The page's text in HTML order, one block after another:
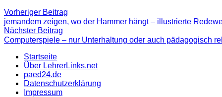
Beitragsnavigation
Vorheriger Beitrag
Beitrag:
jemandem zeigen, wo der Hammer hängt – illustrierte
Nächster Beitrag
Beitrag
Computerspiele – nur Unterhaltung oder auch pädagogisch
Startseite
Über LehrerLinks.net
paed24.de
Datenschutzerklärung
Impressum